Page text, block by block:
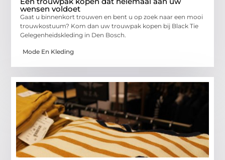
wensen voldoet
Gaat u binnenkort trouwen en bent u op zoek naar een mooi
trouwkostuum? Kom dan uw trouwpak kopen bij Black Tie
Gelegenheidskleding in Den Bosch.
Mode En Kleding